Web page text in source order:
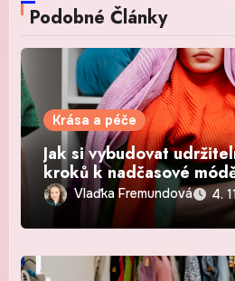
Podobné Články
Krása a péče
Jak si vybudovat
kroků k nadčasové
ekologickému stylu
Vlaďka Fremundová 4.